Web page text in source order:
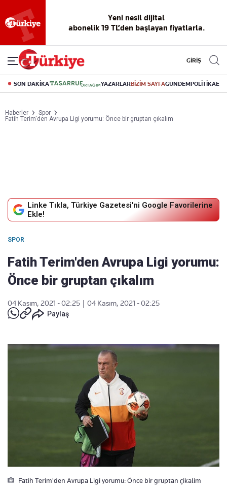
deneyimi
dijital arşiv
Akıllı haber
asistanı
Eski gazeteleri
indirme canlı soru
cevap
Yeni nesil dijital
abonelik 19 TL’den başlayan fiyatlarla.
GİRİŞ
SON DAKİKA YAZARLARBİZİM SAYFAGÜNDEMPOLİTİKA
Haberler
Spor
Fatih Terim'den Avrupa Ligi yorumu: Önce bir gruptan çıkalım
Linke Tıkla, Türkiye Gazetesi'ni Google Favorilerine
Ekle!
SPOR
Fatih Terim'den Avrupa Ligi yorumu:
Önce bir gruptan çıkalım
04 Kasım, 2021 - 02:25
04 Kasım, 2021 - 02:25
Paylaş
Fatih Terim'den Avrupa Ligi yorumu: Önce bir gruptan çikalim